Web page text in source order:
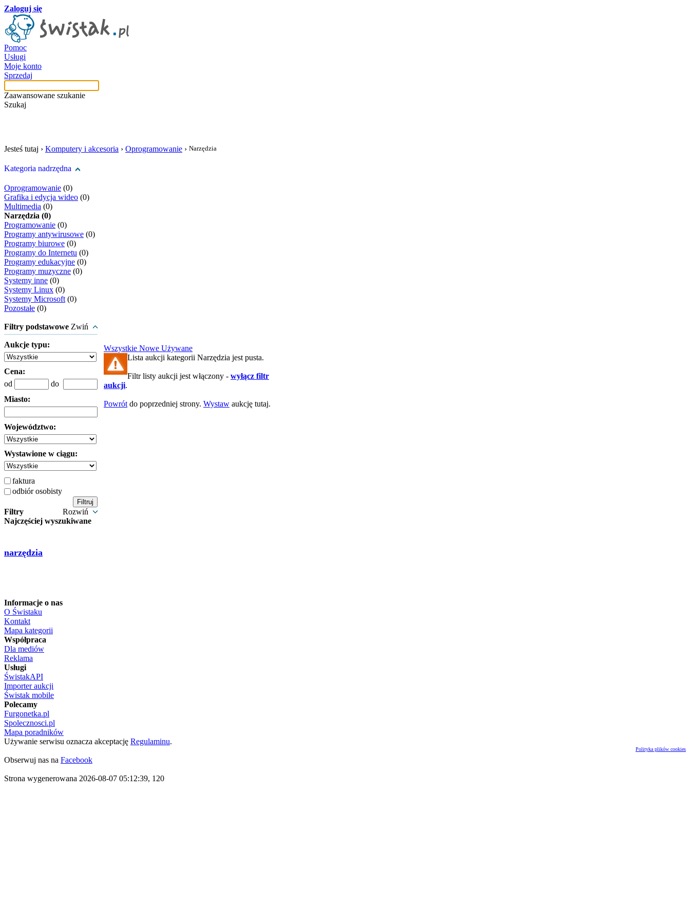
Zaloguj się
Pomoc
Usługi
Moje konto
Sprzedaj
Zaawansowane szukanie
Szukaj
Jesteś tutaj › Komputery i akcesoria › Oprogramowanie › Narzędzia
Kategoria nadrzędna
Oprogramowanie (0)
Grafika i edycja wideo (0)
Multimedia (0)
Narzędzia (0)
Programowanie (0)
Programy antywirusowe (0)
Programy biurowe (0)
Programy do Internetu (0)
Programy edukacyjne (0)
Programy muzyczne (0)
Systemy inne (0)
Systemy Linux (0)
Systemy Microsoft (0)
Pozostałe (0)
Filtry podstawowe Zwiń
Aukcje typu:
Cena:
od
do
Miasto:
Województwo:
Wystawione w ciągu:
faktura
odbiór osobisty
Filtry
Rozwiń
Najczęściej wyszukiwane
narzędzia
Wszystkie Nowe Używane
Lista aukcji kategorii Narzędzia jest pusta.
Filtr listy aukcji jest włączony - wyłącz filtr
aukcji.
Powrót do poprzedniej strony. Wystaw aukcję tutaj.
Informacje o nas
O Świstaku
Kontakt
Mapa kategorii
Współpraca
Dla mediów
Reklama
Usługi
ŚwistakAPI
Importer aukcji
Świstak mobile
Polecamy
Furgonetka.pl
Spolecznosci.pl
Mapa poradników
Używanie serwisu oznacza akceptację Regulaminu.
Polityka plików cookies
Obserwuj nas na Facebook
Strona wygenerowana 2026-08-07 05:12:39, 120